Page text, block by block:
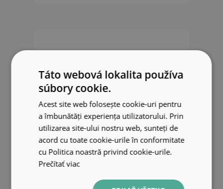
Táto webová lokalita používa
súbory cookie.
Acest site web folosește cookie-uri pentru
a îmbunătăți experiența utilizatorului. Prin
utilizarea site-ului nostru web, sunteți de
acord cu toate cookie-urile în conformitate
cu Politica noastră privind cookie-urile.
Prečítať viac